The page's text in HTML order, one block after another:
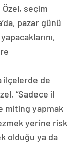
seçim
pazar günü
ilçelerde de
“Sadece il
miting yapmak
yerine risk
olduğu ya da